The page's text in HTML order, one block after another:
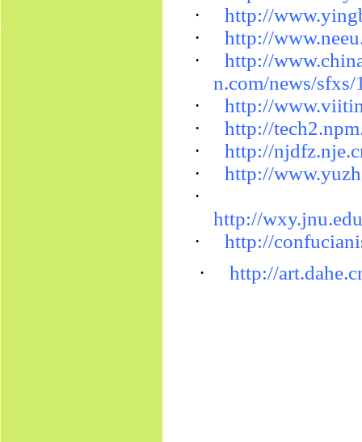
·
http://
·
http://
·
http://
n.com/news/
·
http://
·
http://
·
http://
·
http://
·
http://
·
http://
·
http://